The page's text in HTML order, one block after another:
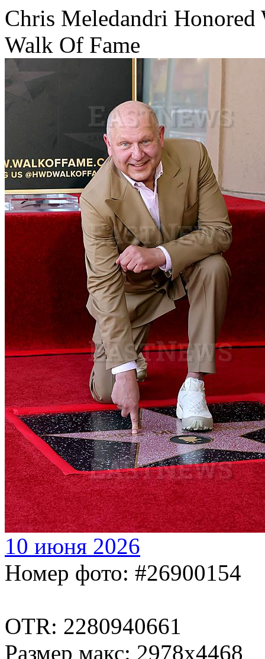
Chris Meledandri
Walk Of Fame
10 июня 2026
Номер фото: #26900154
OTR: 2280940661
Размер макс: 2978x4468